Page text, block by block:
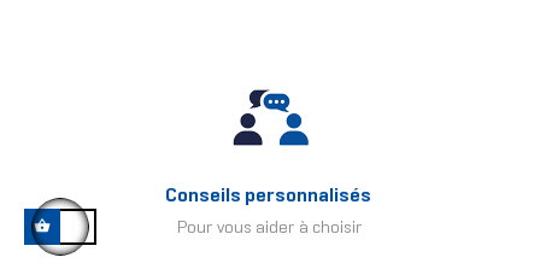
Conseils personnalisés
Pour vous aider à choisir